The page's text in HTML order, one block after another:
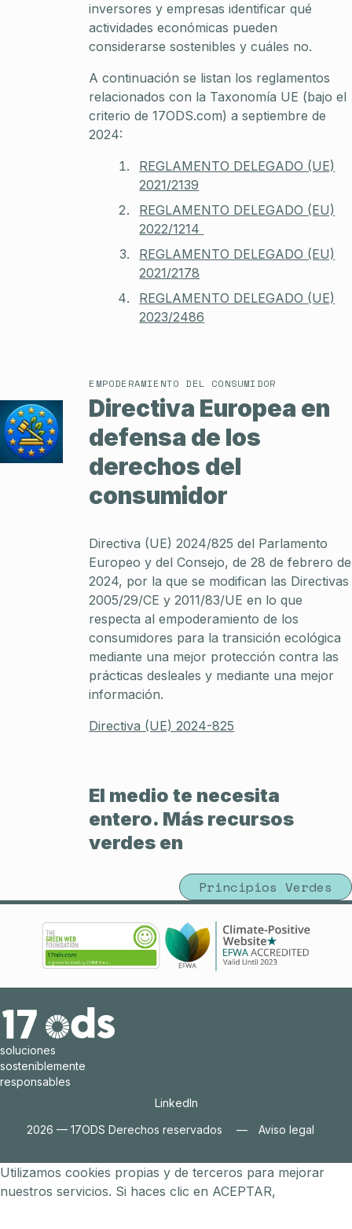
inversores y empresas identificar qué
actividades económicas pueden
considerarse sostenibles y cuáles no.
A continuación se listan los reglamentos
relacionados con la Taxonomía UE (bajo el
criterio de 17ODS.com) a septiembre de
2024:
REGLAMENTO DELEGADO (UE)
2021/2139
REGLAMENTO DELEGADO (EU)
2022/1214
REGLAMENTO DELEGADO (EU)
2021/2178
REGLAMENTO DELEGADO (UE)
2023/2486
EMPODERAMIENTO DEL CONSUMIDOR
Directiva Europea en
defensa de los
derechos del
consumidor
Directiva (UE) 2024/825 del Parlamento
Europeo y del Consejo, de 28 de febrero de
2024, por la que se modifican las Directivas
2005/29/CE y 2011/83/UE en lo que
respecta al empoderamiento de los
consumidores para la transición ecológica
mediante una mejor protección contra las
prácticas desleales y mediante una mejor
información.
Directiva (UE) 2024-825
El medio te necesita
entero. Más recursos
verdes en
Principios Verdes
soluciones
sosteniblemente
responsables
LinkedIn
2026 — 17ODS Derechos reservados
Aviso legal
Aviso legal